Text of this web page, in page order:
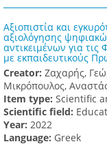
Αξιοπιστία και
αξιολόγησης
αντικειμένων για τις
με εκπαιδευτικούς
Creator: Ζαχαρής,
Μικρόπουλος,
Item type: Scientific
Scientific field:
Υear: 2022
Language: Greek